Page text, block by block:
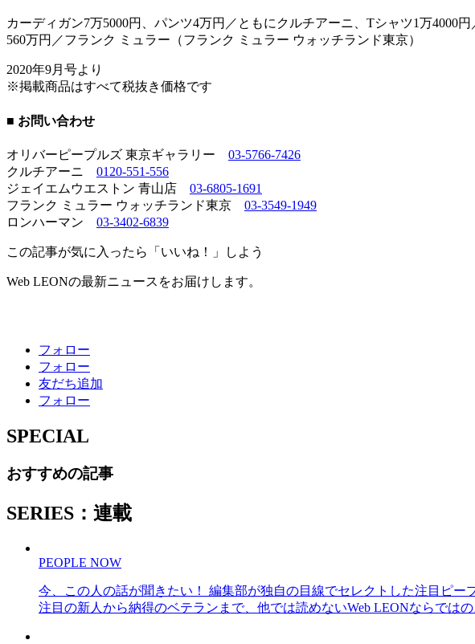
カーディガン7万5000円、パンツ4万円／ともにクルチアーニ、Tシャツ1万
560万円／フランク ミュラー（フランク ミュラー ウォッチランド東京）
2020年9月号より
※掲載商品はすべて税抜き価格です
■ お問い合わせ
オリバーピープルズ 東京ギャラリー 03-5766-7426
クルチアーニ 0120-551-556
ジェイエムウエストン 青山店 03-6805-1691
フランク ミュラー ウォッチランド東京 03-3549-1949
ロンハーマン 03-3402-6839
この記事が気に入ったら「いいね！」しよう
Web LEONの最新ニュースをお届けします。
フォロー
フォロー
友だち追加
フォロー
SPECIAL
おすすめの記事
SERIES：連載
PEOPLE NOW
今、この人の話が聞きたい！ 編集部が独自の目線でセレクトした注目ピ
注目の新人から納得のベテランまで、他では読めないWeb LEONならでは